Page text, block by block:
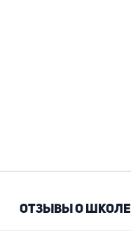
ОТЗЫВЫ О ШКОЛЕ